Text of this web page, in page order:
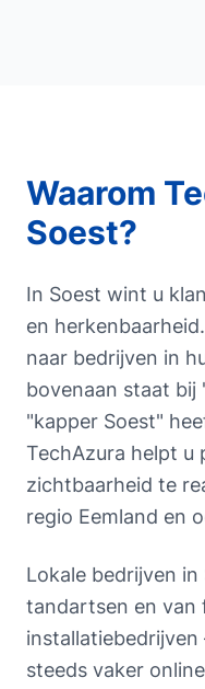
Waarom
Soest?
In Soest wint u
en
naar bedrijven in
bovenaan staat bij
"kapper Soest"
TechAzura helpt u
zichtbaarheid te
regio Eemland en
Lokale bedrijven
tandartsen en
steeds vaker